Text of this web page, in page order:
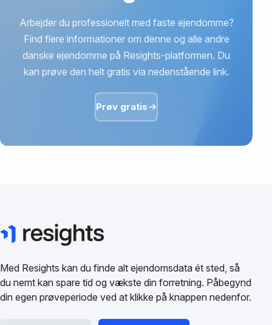
Arbejder du professionelt med faste ejendomme?
Find flere informationer om denne og alle andre
danske ejendomme på Resights-platformen. Du
kan prøve den helt gratis via nedenstående link.
Prøv gratis
Med Resights kan du finde alt ejendomsdata ét sted, så
du nemt kan spare tid og vækste din forretning. Påbegynd
din egen prøveperiode ved at klikke på knappen nedenfor.